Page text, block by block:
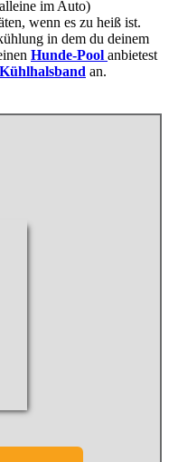
im Auto)
wenn es zu heiß ist.
in dem du deinem
Hunde-Pool anbietest
Kühlhalsband an.